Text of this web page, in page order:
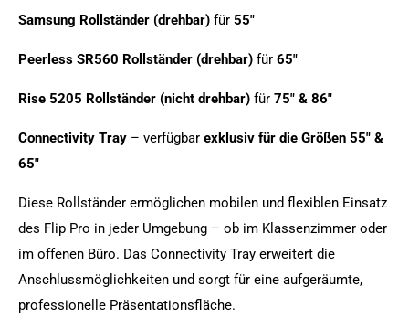
Samsung Rollständer (drehbar) für 55"
Peerless SR560 Rollständer (drehbar) für 65"
Rise 5205 Rollständer (nicht drehbar) für 75" & 86"
Connectivity Tray – verfügbar exklusiv für die Größen 55" &
65"
Diese Rollständer ermöglichen mobilen und flexiblen Einsatz
des Flip Pro in jeder Umgebung – ob im Klassenzimmer oder
im offenen Büro. Das Connectivity Tray erweitert die
Anschlussmöglichkeiten und sorgt für eine aufgeräumte,
professionelle Präsentationsfläche.